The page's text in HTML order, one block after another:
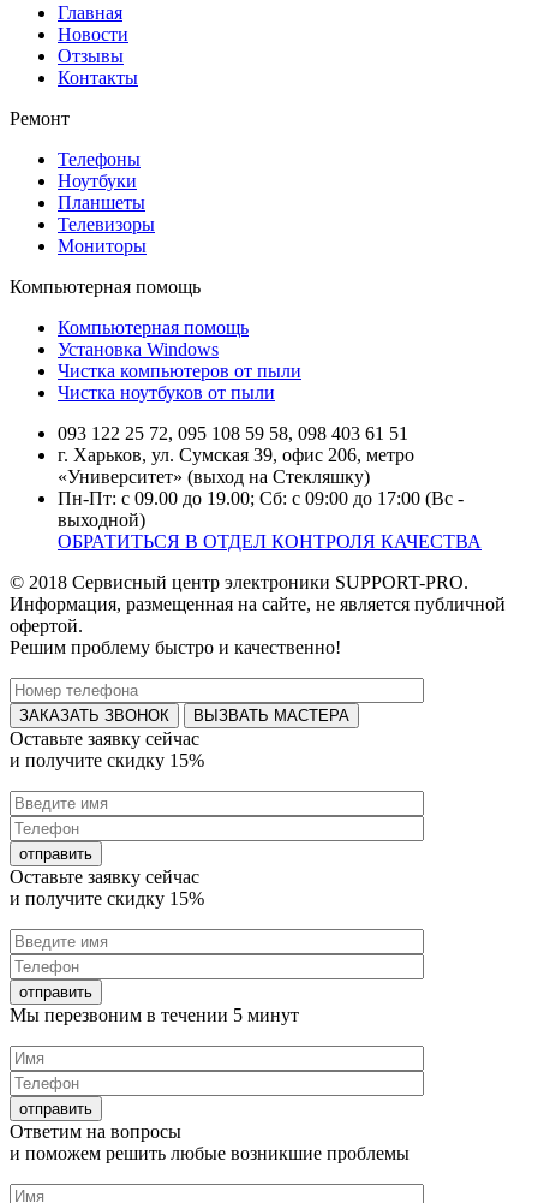
Главная
Новости
Отзывы
Контакты
Ремонт
Телефоны
Ноутбуки
Планшеты
Телевизоры
Мониторы
Компьютерная помощь
Компьютерная помощь
Установка Windows
Чистка компьютеров от пыли
Чистка ноутбуков от пыли
093 122 25 72, 095 108 59 58, 098 403 61 51
г. Харьков, ул. Сумская 39, офис 206, метро
«Университет» (выход на Стекляшку)
Пн-Пт: с 09.00 до 19.00; Сб: с 09:00 до 17:00 (Вс -
выходной)
ОБРАТИТЬСЯ В ОТДЕЛ КОНТРОЛЯ КАЧЕСТВА
© 2018 Сервисный центр электроники SUPPORT-PRO.
Информация, размещенная на сайте, не является публичной
офертой.
Решим проблему быстро и качественно!
ВЫЗВАТЬ МАСТЕРА
Оставьте заявку сейчас
и получите скидку 15%
Оставьте заявку сейчас
и получите скидку 15%
Мы перезвоним в течении 5 минут
Ответим на вопросы
и поможем решить любые возникшие проблемы